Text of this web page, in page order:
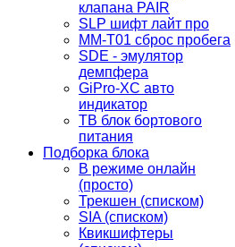
клапана PAIR
SLP шифт лайт про
MM-T01 сброс пробега
SDE - эмулятор
демпфера
GiPro-XC авто
индикатор
TB блок бортового
питания
Подборка блока
В режиме онлайн
(просто)
Трекшен (списком)
SIA (списком)
Квикшифтеры